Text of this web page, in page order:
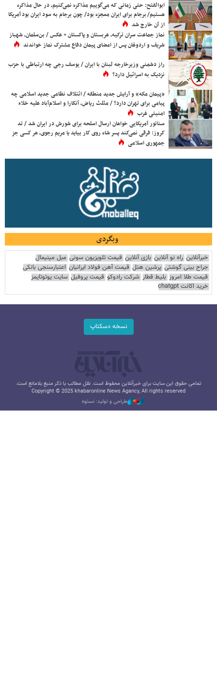
ابوالفتح: حتی زمانی که می‌گوییم مذاکره نمی‌کنیم، در حال مذاکره
هستیم/ برجام برای ایران معجزه بود/ چون برجام به سود ایران بود آمریکا
از آن خارج شد
نماز جماعت سران ترکیه، عربستان و پاکستان + عکس / بن‌سلمان، شهباز
شریف و اردوغان پس از امضای پیمان دفاع مشترک نماز خواندند
راز دشمنی وزیرخارجه لبنان با ایران / یوسف رجی چه ارتباطی با حزب
نزدیک به اسرائیل دارد؟
«پیمان مکه» و آرایش جدید منطقه / ائتلاف نظامی جدید اسلامی چه
پیامی برای تهران دارد؟ / مثلث ریاض، آنکارا و اسلام‌آباد علیه خلاء
امنیتی غرب
سناتور آمریکایی خواهان ارسال اسلحه برای شورش در ایران شد / تد
کروز: فرقی نمی‌کند پسر شاه روی کار بیاید یا مریم رجوی، هر کسی جز
جمهوری اسلامی
وبگردی
خبرآنلاین راه نو آنلاین بازی آنلاین قیمت تلویزیون سونی مبل مینیمال
جراح بینی گوشتی پرشین هتل قیمت آهن فولاد ایرانیان اعتبارسنجی بانکی
قیمت طلا امروز بلیط قطار شرکت رادوکو قیمت پروفیل سایت یوتوتایمز
خرید اکانت chatgpt
نسخه دسکتاپ
تمامی حقوق این سایت برای خبرآنلاین محفوظ است. نقل مطالب با ذکر منبع بلامانع است.
Copyright © 2025 khabaronline News Agancy, All rights reserved
طراحی و تولید: نستوه